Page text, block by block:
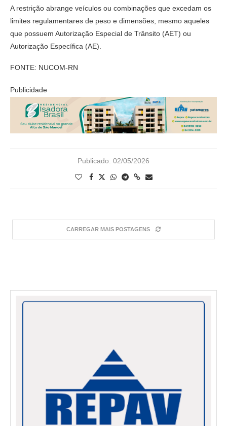
A restrição abrange veículos ou combinações que excedam os
limites regulamentares de peso e dimensões, mesmo aqueles
que possuem Autorização Especial de Trânsito (AET) ou
Autorização Específica (AE).
FONTE: NUCOM-RN
Publicidade
Publicado: 02/05/2026
CARREGAR MAIS POSTAGENS